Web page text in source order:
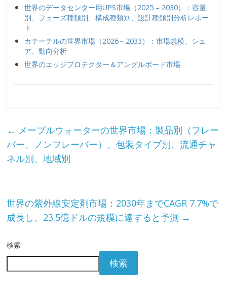
世界のデータセンター用UPS市場（2025 – 2030）：容量
別、フェーズ種類別、構成種類別、設計種類別分析レポー
ト
カテーテルの世界市場（2026～2033）：市場規模、シェ
ア、動向分析
世界のエッジプロテクター＆アングルボード市場
← メープルウォーターの世界市場：製品別（フレー
バー、ノンフレーバー）、包装タイプ別、流通チャ
ネル別、地域別
世界の紫外線安定剤市場：2030年までCAGR 7.7%で
成長し、23.5億ドルの規模に達すると予測 →
検索
検索